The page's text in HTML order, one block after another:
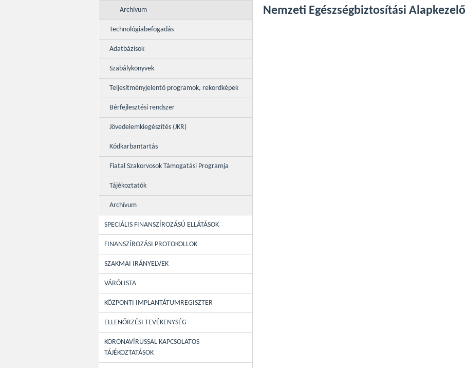
Archívum
Technológiabefogadás
Adatbázisok
Szabálykönyvek
Teljesítményjelentő programok, rekordképek
Bérfejlesztési rendszer
Jövedelemkiegészítés (JKR)
Kódkarbantartás
Fiatal Szakorvosok Támogatási Programja
Tájékoztatók
Archívum
SPECIÁLIS FINANSZÍROZÁSÚ ELLÁTÁSOK
FINANSZÍROZÁSI PROTOKOLLOK
SZAKMAI IRÁNYELVEK
VÁRÓLISTA
KÖZPONTI IMPLANTÁTUMREGISZTER
ELLENŐRZÉSI TEVÉKENYSÉG
KORONAVÍRUSSAL KAPCSOLATOS
TÁJÉKOZTATÁSOK
Nemzeti Egészségbiztosítási Alapkezelő